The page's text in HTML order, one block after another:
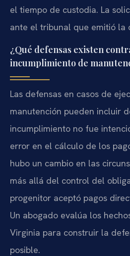
el tiempo de custodia. La
ante el tribunal que emitió la
¿Qué defensas existen
incumplimiento de
Las defensas en casos de
manutención pueden incluir
incumplimiento no fue
error en el cálculo de los
hubo un cambio en las
más allá del control del
progenitor aceptó pagos
Un abogado evalúa los
Virginia para construir la
posible.